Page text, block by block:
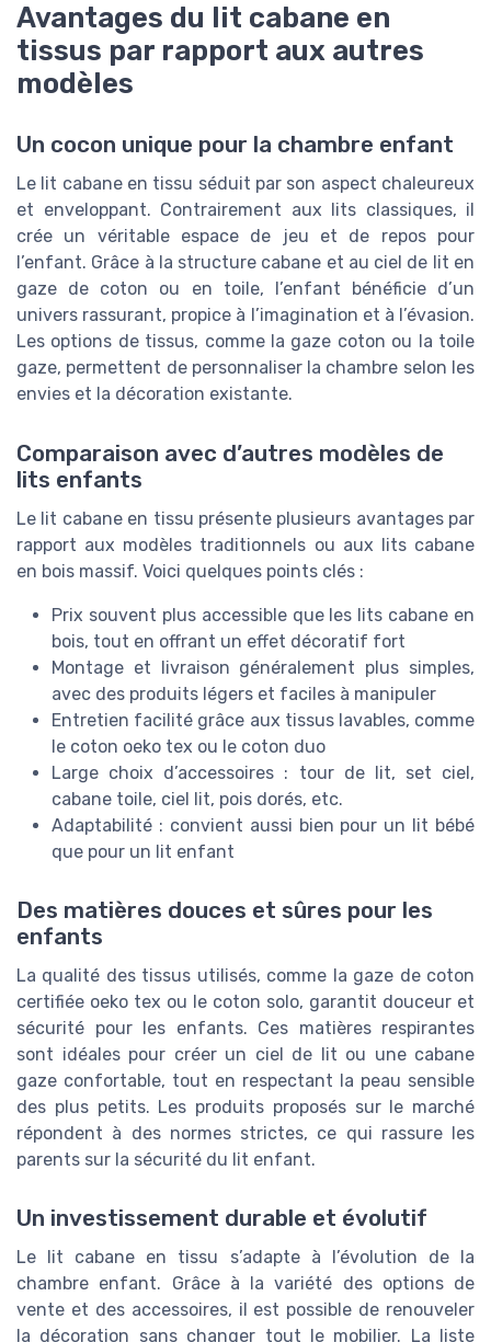
Avantages du lit cabane en
tissus par rapport aux autres
modèles
Un cocon unique pour la chambre enfant
Le lit cabane en tissu séduit par son aspect chaleureux
et enveloppant. Contrairement aux lits classiques, il
crée un véritable espace de jeu et de repos pour
l’enfant. Grâce à la structure cabane et au ciel de lit en
gaze de coton ou en toile, l’enfant bénéficie d’un
univers rassurant, propice à l’imagination et à l’évasion.
Les options de tissus, comme la gaze coton ou la toile
gaze, permettent de personnaliser la chambre selon les
envies et la décoration existante.
Comparaison avec d’autres modèles de
lits enfants
Le lit cabane en tissu présente plusieurs avantages par
rapport aux modèles traditionnels ou aux lits cabane
en bois massif. Voici quelques points clés :
Prix souvent plus accessible que les lits cabane en
bois, tout en offrant un effet décoratif fort
Montage et livraison généralement plus simples,
avec des produits légers et faciles à manipuler
Entretien facilité grâce aux tissus lavables, comme
le coton oeko tex ou le coton duo
Large choix d’accessoires : tour de lit, set ciel,
cabane toile, ciel lit, pois dorés, etc.
Adaptabilité : convient aussi bien pour un lit bébé
que pour un lit enfant
Des matières douces et sûres pour les
enfants
La qualité des tissus utilisés, comme la gaze de coton
certifiée oeko tex ou le coton solo, garantit douceur et
sécurité pour les enfants. Ces matières respirantes
sont idéales pour créer un ciel de lit ou une cabane
gaze confortable, tout en respectant la peau sensible
des plus petits. Les produits proposés sur le marché
répondent à des normes strictes, ce qui rassure les
parents sur la sécurité du lit enfant.
Un investissement durable et évolutif
Le lit cabane en tissu s’adapte à l’évolution de la
chambre enfant. Grâce à la variété des options de
vente et des accessoires, il est possible de renouveler
la décoration sans changer tout le mobilier. La liste